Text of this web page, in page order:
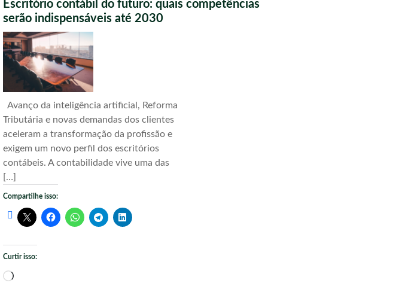
Escritório contábil do futuro: quais competências
serão indispensáveis até 2030
Avanço da inteligência artificial, Reforma
Tributária e novas demandas dos clientes
aceleram a transformação da profissão e
exigem um novo perfil dos escritórios
contábeis. A contabilidade vive uma das
[…]
Compartilhe isso:
Curtir isso:
Carregando...